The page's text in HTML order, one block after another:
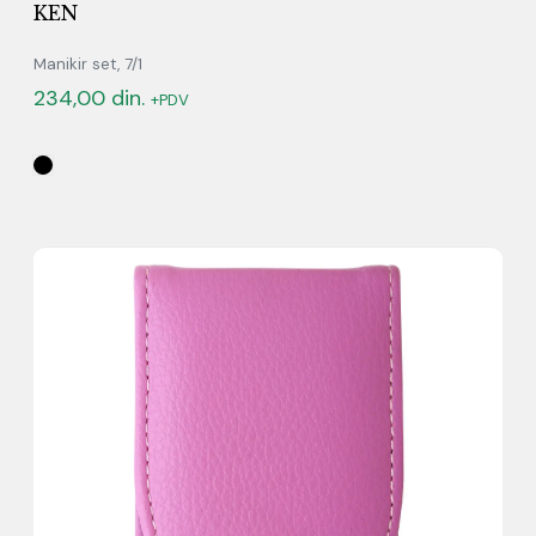
KEN
Manikir set, 7/1
234,00 din. +PDV